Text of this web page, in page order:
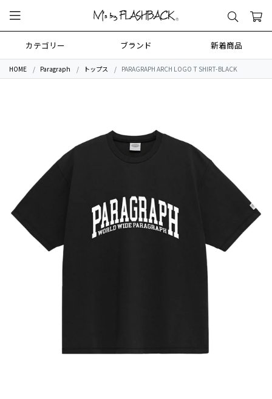
カテゴリー ブランド 新着商品
HOME Paragraph トップス PARAGRAPH ARCH LOGO T SHIRT-BLACK